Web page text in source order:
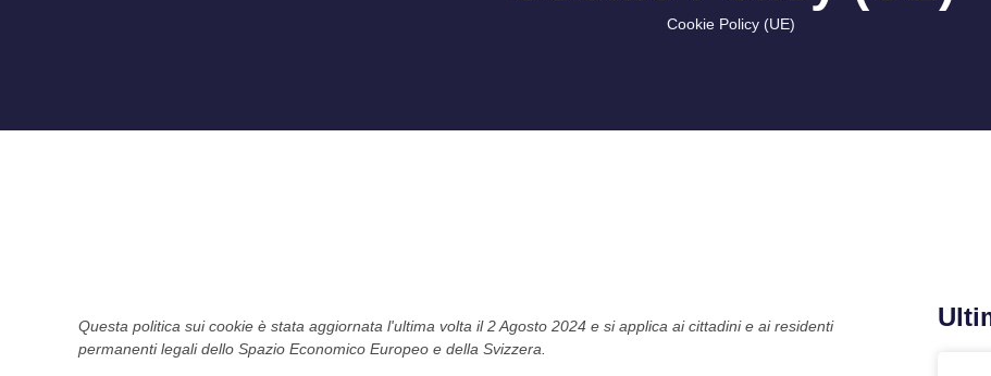
Cookie Policy (UE)
Questa politica sui cookie è stata aggiornata l'ultima volta il 2 Agosto 2024 e si applica ai cittadini e ai residenti
permanenti legali dello Spazio Economico Europeo e della Svizzera.